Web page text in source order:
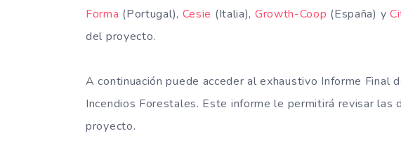
Forma (Portugal), Cesie (Italia), Growth-Coop (España) y
del proyecto.
A continuación puede acceder al exhaustivo Informe Final
Incendios Forestales. Este informe le permitirá revisar
proyecto.